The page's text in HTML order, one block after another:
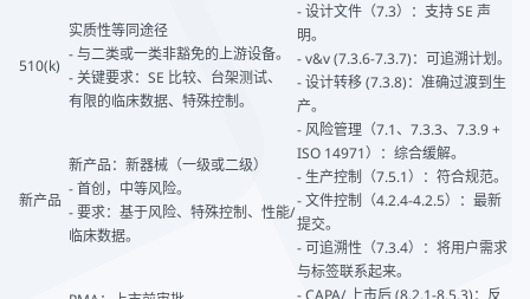
510(k)
实质性等同途径
- 与二类或一类非豁免的上游设备。
- 关键要求：SE 比较、台架测试、
有限的临床数据、特殊控制。
- 设计文件（7.3）：支持 SE 声
明。
- v&v (7.3.6-7.3.7)：可追溯计划。
- 设计转移 (7.3.8)：准确过渡到生
产。
- 风险管理（7.1、7.3.3、7.3.9 +
ISO 14971）：综合缓解。
- 生产控制（7.5.1）：符合规范。
- 文件控制（4.2.4-4.2.5）：最新
提交。
- 可追溯性（7.3.4）：将用户需求
与标签联系起来。
- CAPA/ 上市后 (8.2.1-8.5.3)：反
新产品
新产品：新器械（一级或二级）
- 首创，中等风险。
- 要求：基于风险、特殊控制、性能/
临床数据。